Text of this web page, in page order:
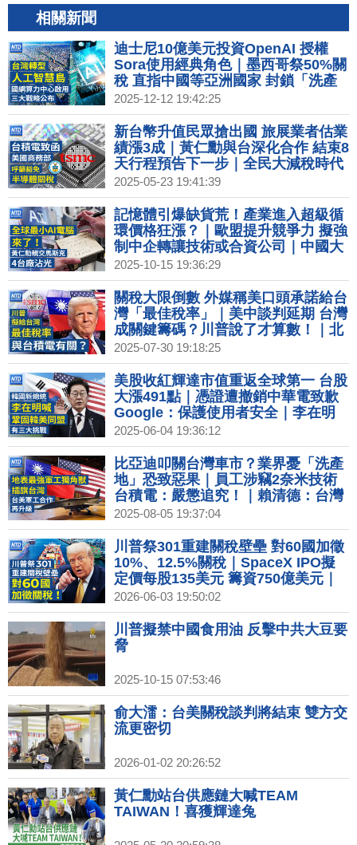
相關新聞
迪士尼10億美元投資OpenAI 授權
Sora使用經典角色｜墨西哥祭50%關
稅 直指中國等亞洲國家 封鎖「洗產
地」｜創台灣主權AI新里程 賴清德親
赴國網中心啟用｜鴻海砸159億蓋高
雄旗艦總部 輪值CEO回應墨關稅
2025-12-12 19:42:25
新台幣升值民眾搶出國 旅展業者估業
績漲3成｜黃仁勳與台深化合作 結束8
天行程預告下一步｜全民大減稅時代
來臨？川普《大而美》能解美債？｜
中國市場前景黯淡 成全球奢侈品業最
大拖油瓶｜台積電證實致函美國商務
部 籲豁免半導體關稅
2025-05-23 19:41:39
記憶體引爆缺貨荒！產業進入超級循
環價格狂漲？｜歐盟提升競爭力 擬強
制中企轉讓技術或合資公司｜中國大
疆擬在美國成立公司 金蟬脫殼引安全
疑慮｜中國知名企業家接連墜樓身亡
知情人爆內幕｜賈永婕出席紡織展時
尚秀 曝小S金鐘服裝細節｜星宇Q4動
能明顯回升 明年有望開首條歐洲線
2025-10-15 19:36:29
關稅大限倒數 外媒稱美口頭承諾給台
灣「最佳稅率」｜美中談判延期 台灣
成關鍵籌碼？川普說了才算數！｜北
京暴雨水庫洩洪釀重大傷亡 數百人被
曝失蹤｜紐約華埠老牌茶餐廳 叉燒包
吸客每小時銷上百個
2025-07-30 19:18:25
美股收紅輝達市值重返全球第一 台股
大漲491點｜憑證遭撤銷中華電致歉
Google：保護使用者安全｜李在明
喊鞏固韓美同盟 專家：經濟面有3大
挑戰｜稀土卡關美中談判條件？全球
汽車業恐面臨停工｜蔣萬安率縣市首
長赴政院爭取補助 卓榮泰回應
2025-06-04 19:36:12
比亞迪叩關台灣車市？業界憂「洗產
地」恐致惡果｜員工涉竊2奈米技術
台積電：嚴懲追究！｜賴清德：台灣
明年國防預算逾GDP 3%｜美軍工獨
角獸Anduril插旗台灣
2025-08-05 19:37:04
川普祭301重建關稅壁壘 對60國加徵
10%、12.5%關稅｜SpaceX IPO擬
定價每股135美元 籌資750億美元｜
微軟圖追趕Anthropic 發表7款新AI
模型｜機器人為何學不會？NXP高層
解析物理AI關鍵
2026-06-03 19:50:02
川普擬禁中國食用油 反擊中共大豆要
脅
2025-10-15 07:53:46
俞大㵢：台美關稅談判將結束 雙方交
流更密切
2026-01-02 20:26:52
黃仁勳站台供應鏈大喊TEAM
TAIWAN！喜獲輝達兔